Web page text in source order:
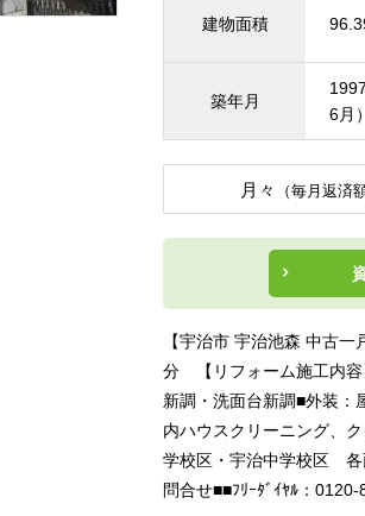
建物面積
築年月
6月）
月々 （毎月返済額
【宇治市 宇治池森 中古
分 【リフォーム施工内容
新調・洗面台新調■外装：
内ハウスクリーニング、
学校区・宇治中学校区
問合せ■■ﾌﾘｰﾀﾞｲﾔﾙ：